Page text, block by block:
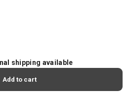
shipping available
Add to cart